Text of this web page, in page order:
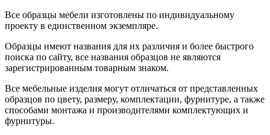
Все образцы мебели изготовлены по индивидуальному
проекту в единственном экземпляре.
Образцы имеют названия для их различия и более быстрого
поиска по сайту, все названия образцов не являются
зарегистрированным товарным знаком.
Все мебельные изделия могут отличаться от представленных
образцов по цвету, размеру, комплектации, фурнитуре, а также
способами монтажа и производителями комплектующих и
фурнитуры.